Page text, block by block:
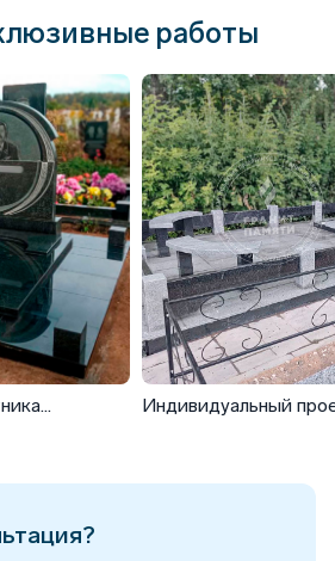
работы
Индивидуальный